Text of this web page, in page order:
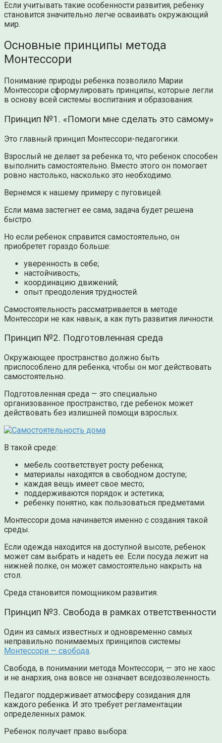
Если учитывать такие особенности развития, ребенку
становится значительно легче осваивать окружающий
мир.
Основные принципы метода
Монтессори
Понимание природы ребенка позволило Марии
Монтессори сформулировать принципы, которые легли
в основу всей системы воспитания и образования.
Принцип №1. «Помоги мне сделать это самому»
Это главный принцип Монтессори-педагогики.
Взрослый не делает за ребенка то, что ребенок способен
выполнить самостоятельно. Вместо этого он помогает
ровно настолько, насколько это необходимо.
Вернемся к нашему примеру с пуговицей.
Если мама застегнет ее сама, задача будет решена
быстро.
Но если ребенок справится самостоятельно, он
приобретет гораздо больше:
уверенность в себе;
настойчивость;
координацию движений;
опыт преодоления трудностей.
Самостоятельность рассматривается в методе
Монтессори не как навык, а как путь развития личности.
Принцип №2. Подготовленная среда
Окружающее пространство должно быть
приспособлено для ребенка, чтобы он мог действовать
самостоятельно.
Подготовленная среда — это специально
организованное пространство, где ребенок может
действовать без излишней помощи взрослых.
В такой среде:
мебель соответствует росту ребенка;
материалы находятся в свободном доступе;
каждая вещь имеет свое место;
поддерживаются порядок и эстетика;
ребенку понятно, как пользоваться предметами.
Монтессори дома начинается именно с создания такой
среды.
Если одежда находится на доступной высоте, ребенок
может сам выбрать и надеть ее. Если посуда лежит на
нижней полке, он может самостоятельно накрыть на
стол.
Среда становится помощником развития.
Принцип №3. Свобода в рамках ответственности
Один из самых известных и одновременно самых
неправильно понимаемых принципов системы
Монтессори — свобода.
Свобода, в понимании метода Монтессори, — это не хаос
и не анархия, она вовсе не означает вседозволенность.
Педагог поддерживает атмосферу созидания для
каждого ребенка. И это требует регламентации
определенных рамок.
Ребенок получает право выбора: